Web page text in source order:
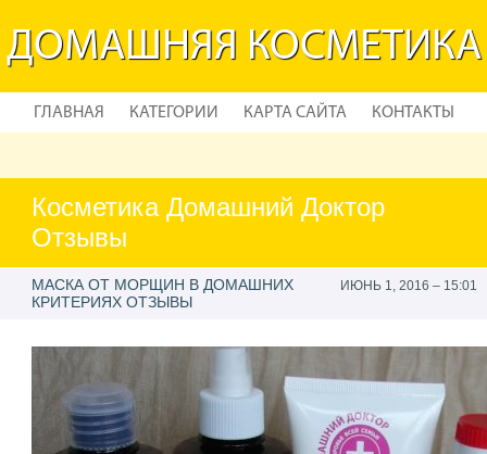
ДОМАШНЯЯ КОСМЕТИКА
ГЛАВНАЯ КАТЕГОРИИ КАРТА САЙТА КОНТАКТЫ
Косметика Домашний Доктор
Отзывы
МАСКА ОТ МОРЩИН В ДОМАШНИХ
КРИТЕРИЯХ ОТЗЫВЫ
ИЮНЬ 1, 2016 – 15:01